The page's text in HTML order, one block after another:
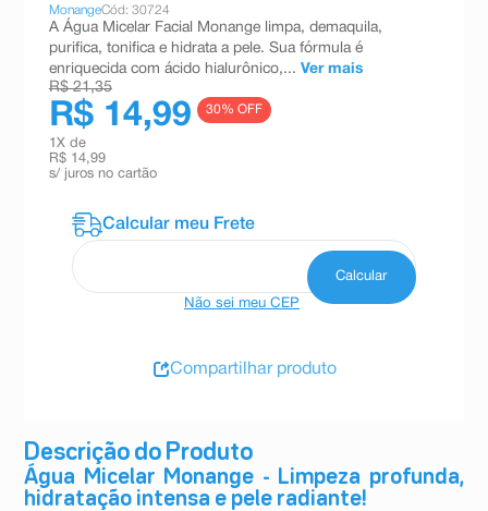
10ºshampoo
Descrição do Produto
Água Micelar Monange - Limpeza profunda,
hidratação intensa e pele radiante!
MonangeCód: 30724
A Água Micelar Facial Monange limpa, demaquila,
purifica, tonifica e hidrata a pele. Sua fórmula é
enriquecida com ácido hialurônico,... Ver mais
R$ 21,35
R$ 14,99 30% OFF
1 X de
R$ 14,99
s/ juros no cartão
Não sei meu CEP
Compartilhar produto